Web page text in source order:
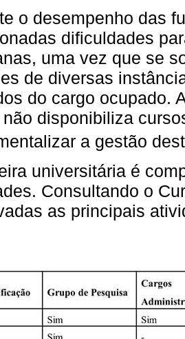
o desempenho das
dificuldades
uma vez que se
de diversas
do cargo ocupado.
disponibiliza
a gestão
universitária é
Consultando o
as principais